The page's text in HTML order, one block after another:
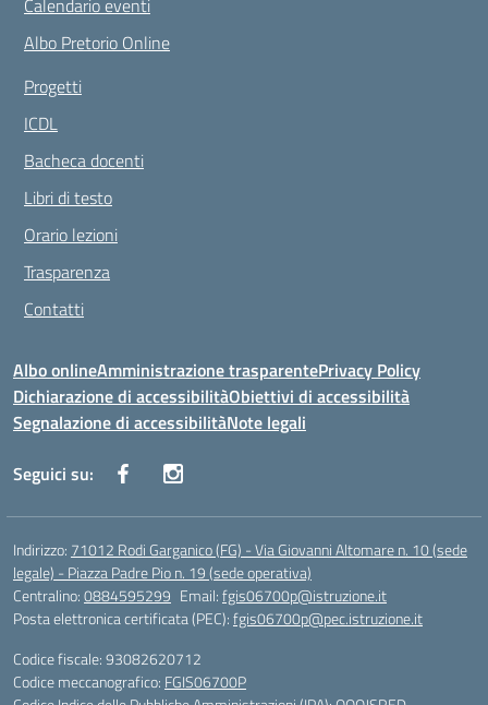
Calendario eventi
Albo Pretorio Online
Progetti
ICDL
Bacheca docenti
Libri di testo
Orario lezioni
Trasparenza
Contatti
Albo onlineAmministrazione trasparentePrivacy Policy
Dichiarazione di accessibilitàObiettivi di accessibilità
Segnalazione di accessibilitàNote legali
Seguici su:
Indirizzo: 71012 Rodi Garganico (FG) - Via Giovanni Altomare n. 10 (sede
legale) - Piazza Padre Pio n. 19 (sede operativa)
Centralino:0884595299 Email:fgis06700p@istruzione.it
Posta elettronica certificata (PEC):fgis06700p@pec.istruzione.it
Codice fiscale: 93082620712
Codice meccanografico: FGIS06700P